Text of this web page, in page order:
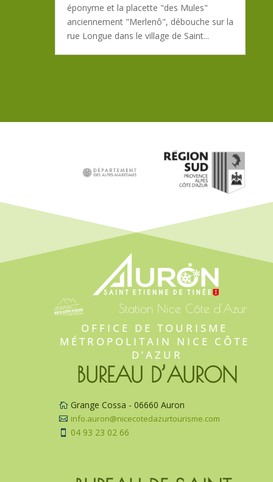
éponyme et la placette "des Mules"
anciennement "Merlenô", débouche sur la
rue Longue dans le village de Saint...
Station Nice Côte d'Azur
OFFICE DE TOURISME
MÉTROPOLITAIN NICE CÔTE
D’AZUR
BUREAU D’AURON
 Grange Cossa - 06660 Auron
 info.auron@nicecotedazurtourisme.com
 04 93 23 02 66